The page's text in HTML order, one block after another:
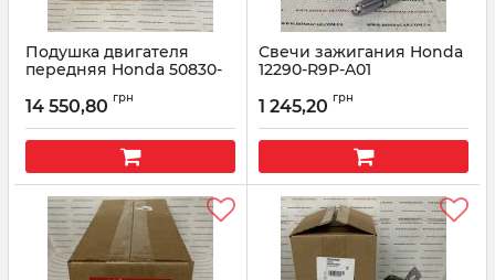
Подушка двигателя
передняя Honda 50830-
Артикул: 50830TZ5A03
14 550,80 грн
Свечи зажигания Honda
12290-R9P-A01
1 245,20 грн